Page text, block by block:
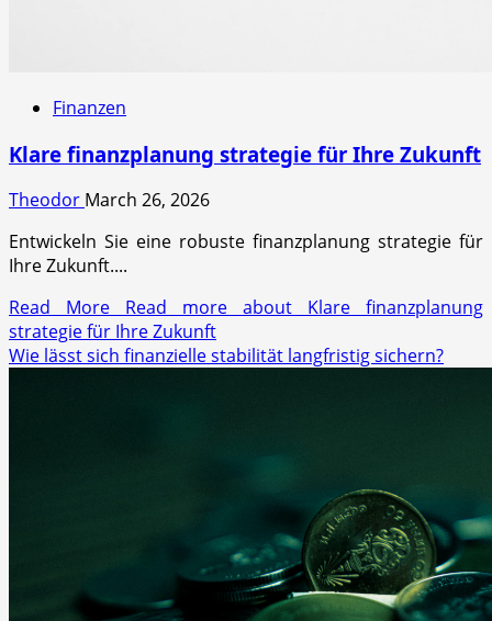
Finanzen
Klare finanzplanung strategie für Ihre Zukunft
Theodor March 26, 2026
Entwickeln Sie eine robuste finanzplanung strategie für
Ihre Zukunft....
Read More Read more about Klare finanzplanung
strategie für Ihre Zukunft
Wie lässt sich finanzielle stabilität langfristig sichern?